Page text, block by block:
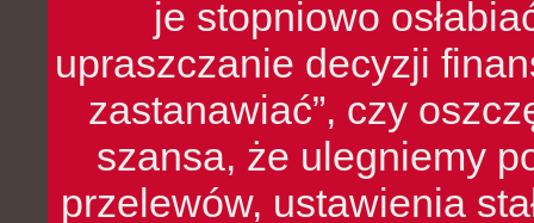
je stopniowo
upraszczanie decyzji
zastanawiać”, czy
szansa, że ulegniemy
przelewów, ustawienia